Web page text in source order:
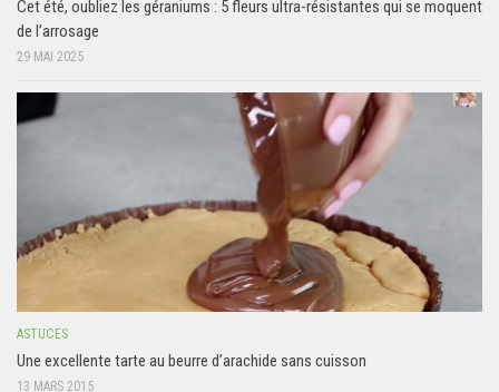
Cet été, oubliez les géraniums : 5 fleurs ultra-résistantes qui se moquent
de l’arrosage
29 MAI 2025
ASTUCES
Une excellente tarte au beurre d’arachide sans cuisson
13 MARS 2015